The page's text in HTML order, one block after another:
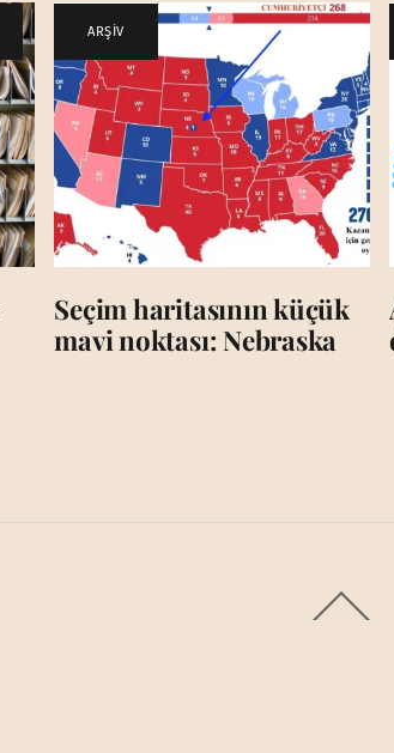
, ARŞİV
Seçim haritasının küçük
mavi noktası: Nebraska
To